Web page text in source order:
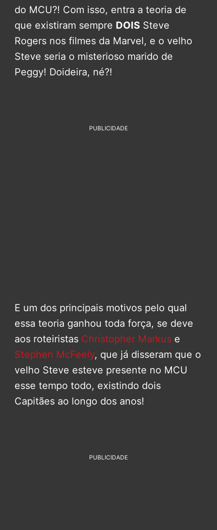
do MCU?! Com isso, entra a teoria de
que existiram sempre DOIS Steve
Rogers nos filmes da Marvel, e o velho
Steve seria o misterioso marido de
Peggy! Doideira, né?!
PUBLICIDADE
E um dos principais motivos pelo qual
essa teoria ganhou toda força, se deve
aos roteiristas Christopher Markus e
Stephen McFeely, que já disseram que o
velho Steve esteve presente no MCU
esse tempo todo, existindo dois
Capitães ao longo dos anos!
PUBLICIDADE